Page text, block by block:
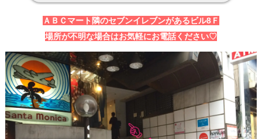
ＡＢＣマート隣のセブンイレブンがあるビル8Ｆ
場所が不明な場合はお気軽にお電話ください♡